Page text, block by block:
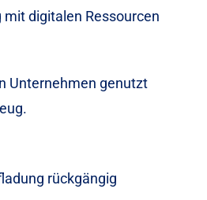
digitalen Ressourcen
Unternehmen genutzt
rückgängig